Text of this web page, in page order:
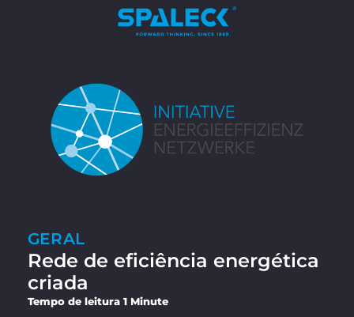
GERAL
Rede de eficiência energética
criada
Tempo de leitura 1 Minute